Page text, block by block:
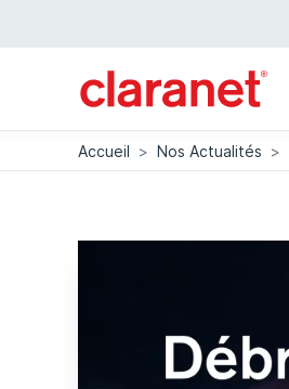
Accueil > Nos Actualités >